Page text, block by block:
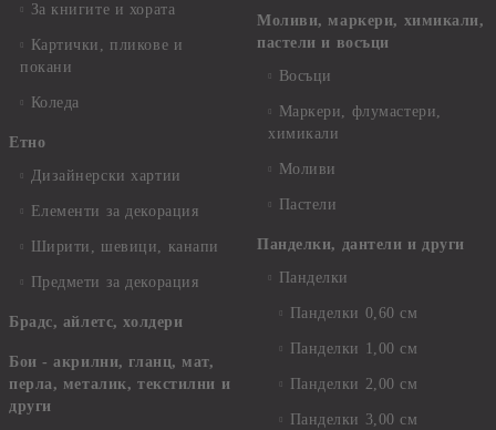
За книгите и хората
Картички, пликове и
покани
Коледа
Етно
Дизайнерски хартии
Елементи за декорация
Ширити, шевици, канапи
Предмети за декорация
Брадс, айлетс, холдери
Бои - акрилни, гланц, мат,
перла, металик, текстилни и
други
Моливи, маркери, химикали,
пастели и восъци
Восъци
Маркери, флумастери,
химикали
Моливи
Пастели
Панделки, дантели и други
Панделки
Панделки 0,60 см
Панделки 1,00 см
Панделки 2,00 см
Панделки 3,00 см